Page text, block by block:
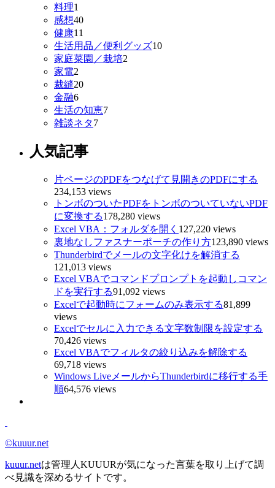
料理1
感想40
健康11
生活用品／便利グッズ10
家庭菜園／栽培2
家電2
裁縫20
金融6
生活の知恵7
雑談ネタ7
人気記事
片ページのPDFをつなげて見開きのPDFにする
234,153 views
トンボのついたPDFをトンボのついていないPDF
に変換する178,280 views
Excel VBA：フォルダを開く 127,220 views
裏地なしファスナーポーチの作り方123,890 views
Thunderbirdでメールの文字化けを解消する
121,013 views
Excel VBAでコマンドプロンプトを起動しコマン
ドを実行する91,092 views
Excelで起動時にフォームのみ表示する81,899
views
Excelでセルに入力できる文字数制限を設定する
70,426 views
Excel VBAでフィルタの絞り込みを解除する
69,718 views
Windows LiveメールからThunderbirdに移行する手
順64,576 views
©kuuur.net
kuuur.netは管理人KUUURが気になった言葉を取り上げて調
べ見識を深めるサイトです。